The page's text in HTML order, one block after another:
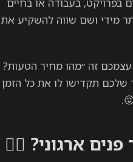
בפרויקט, בעבודה או בחיים
מידי ושם שווה להשקיע את
זה ״מהו מחיר הטעות?
תקדישו לו את כל הזמן
ארגוני? 🕵️‍♀️